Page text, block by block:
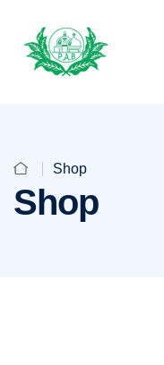
Shop
Shop